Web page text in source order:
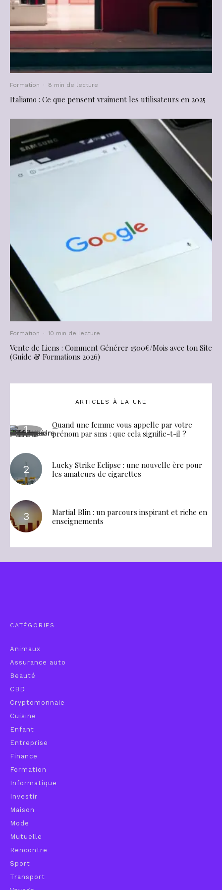
Formation · 8 min de lecture
Italiamo : Ce que pensent vraiment les utilisateurs en 2025
Formation · 10 min de lecture
Vente de Liens : Comment Générer 1500€/Mois avec ton Site
(Guide & Formations 2026)
ARTICLES À LA UNE
Quand une femme vous appelle par votre
prénom par sms : que cela signifie-t-il ?
Lucky Strike Eclipse : une nouvelle ère pour
les amateurs de cigarettes
Martial Blin : un parcours inspirant et riche en
enseignements
CATÉGORIES
Animaux
Assurance auto
Beauté
CBD
Cryptomonnaie
Cuisine
Enfant
Entreprise
Finance
Formation
Informatique
Investir
Maison
Mode
Mutuelle
Rencontre
Sport
Transport